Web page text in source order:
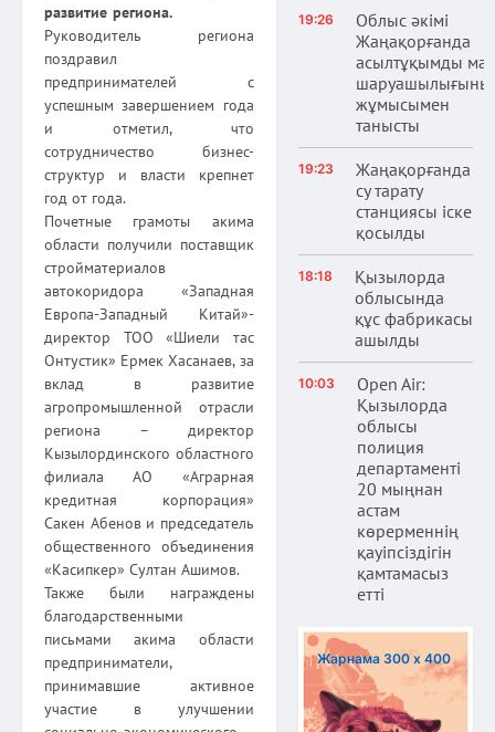
развитие региона.
Руководитель региона
поздравил
предпринимателей с
успешным завершением года
и отметил, что
сотрудничество бизнес-
структур и власти крепнет
год от года.
Почетные грамоты акима
области получили поставщик
стройматериалов
автокоридора «Западная
Европа-Западный Китай»-
директор ТОО «Шиели тас
Онтустик» Ермек Хасанаев, за
вклад в развитие
агропромышленной отрасли
региона – директор
Кызылординского областного
филиала АО «Аграрная
кредитная корпорация»
Сакен Абенов и председатель
общественного объединения
«Касипкер» Султан Ашимов.
Также были награждены
благодарственными
письмами акима области
предприниматели,
принимавшие активное
участие в улучшении
19:26
Облыс әкімі
Жаңақорғанда
асылтұқымды мал
жұмысымен
танысты
19:23
Жаңақорғанда
су тарату
станциясы іске
қосылды
18:18
Қызылорда
облысында
құс фабрикасы
ашылды
10:03
Open Air:
Қызылорда
облысы
полиция
департаменті
20 мыңнан
астам
көрерменнің
қауіпсіздігін
қамтамасыз
етті
Жарнама 300 х 400